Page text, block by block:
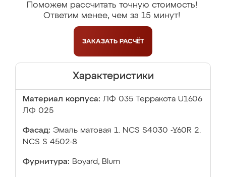
Поможем рассчитать точную стоимость!
Ответим менее, чем за 15 минут!
ЗАКАЗАТЬ РАСЧЁТ
Характеристики
Материал корпуса: ЛФ 035 Терракота U1606
ЛФ 025
Фасад: Эмаль матовая 1. NCS S4030 -Y60R 2.
NCS S 4502-8
Фурнитура: Boyard, Blum